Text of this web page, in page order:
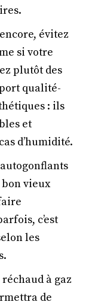
évitez
si votre
plutôt des
qualité-
: ils
et
d’humidité.
vieux
c’est
les
à gaz
de